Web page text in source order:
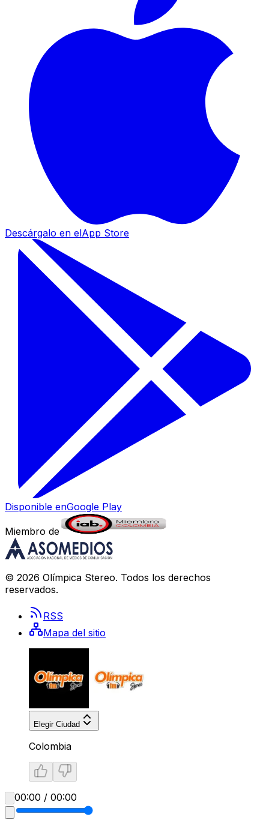
Descárgalo en elApp Store
Disponible enGoogle Play
Miembro de
© 2026 Olímpica Stereo. Todos los derechos
reservados.
RSS
Mapa del sitio
Elegir Ciudad
Colombia
00:00 / 00:00